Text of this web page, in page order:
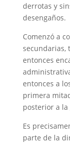
derrotas y
desengaños.
Comenzó a
secundarias,
entonces
entonces a
primera
posterior a
Es
parte de la